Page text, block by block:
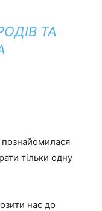
ТА
тільки одну
нас до